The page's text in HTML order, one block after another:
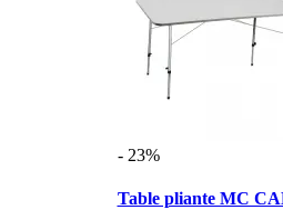
- 23%
Table pliante MC